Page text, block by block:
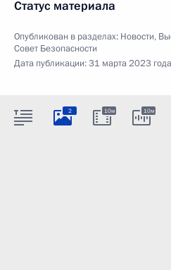
Статус материала
Опубликован в разделах: Новости,
Совет Безопасности
Дата публикации:31 марта 2023
2 10м 10м